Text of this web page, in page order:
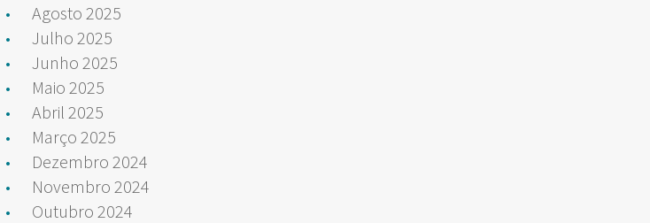
Agosto 2025
Julho 2025
Junho 2025
Maio 2025
Abril 2025
Março 2025
Dezembro 2024
Novembro 2024
Outubro 2024